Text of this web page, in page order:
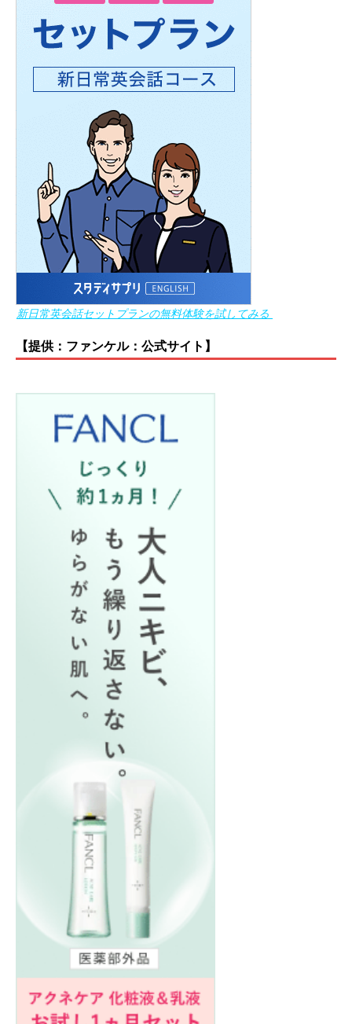
新日常英会話セットプランの無料体験を試してみる
【提供：ファンケル：公式サイト】